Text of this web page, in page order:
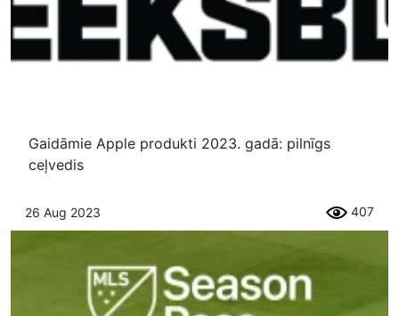
Gaidāmie Apple produkti 2023. gadā: pilnīgs
ceļvedis
26 Aug 2023 407